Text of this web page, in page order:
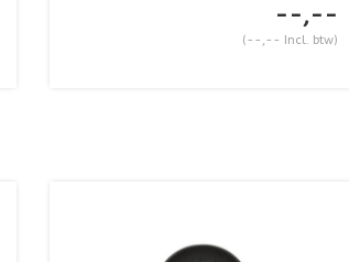
--,--
(--,-- Incl. btw)